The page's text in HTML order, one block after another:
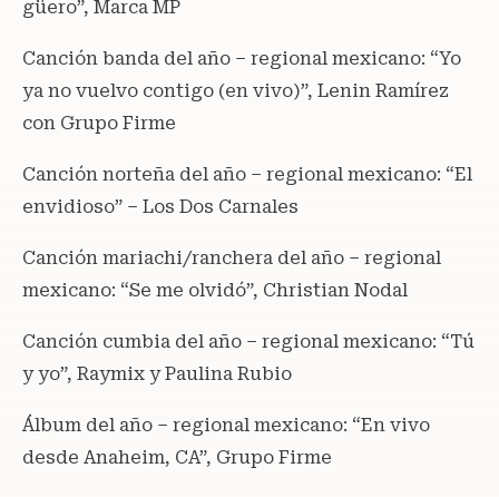
güero”, Marca MP
Canción banda del año – regional mexicano: “Yo
ya no vuelvo contigo (en vivo)”, Lenin Ramírez
con Grupo Firme
Canción norteña del año – regional mexicano: “El
envidioso” – Los Dos Carnales
Canción mariachi/ranchera del año – regional
mexicano: “Se me olvidó”, Christian Nodal
Canción cumbia del año – regional mexicano: “Tú
y yo”, Raymix y Paulina Rubio
Álbum del año – regional mexicano: “En vivo
desde Anaheim, CA”, Grupo Firme